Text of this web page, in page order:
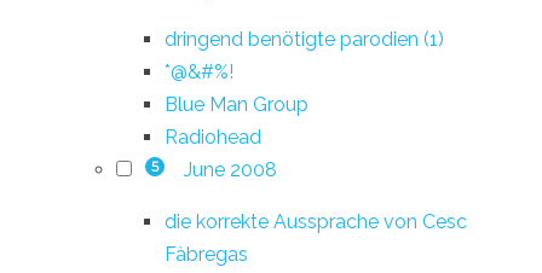
dringend benötigte parodien (1)
*@&#%!
Blue Man Group
Radiohead
5 June 2008
die korrekte Aussprache von Cesc
Fàbregas